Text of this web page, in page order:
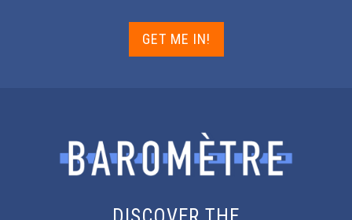
GET ME IN!